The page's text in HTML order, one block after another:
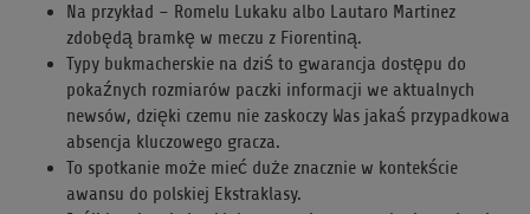
Na przykład – Romelu Lukaku albo Lautaro Martinez
zdobędą bramkę w meczu z Fiorentiną.
Typy bukmacherskie na dziś to gwarancja dostępu do
pokaźnych rozmiarów paczki informacji we aktualnych
newsów, dzięki czemu nie zaskoczy Was jakaś przypadkowa
absencja kluczowego gracza.
To spotkanie może mieć duże znacznie w kontekście
awansu do polskiej Ekstraklasy.